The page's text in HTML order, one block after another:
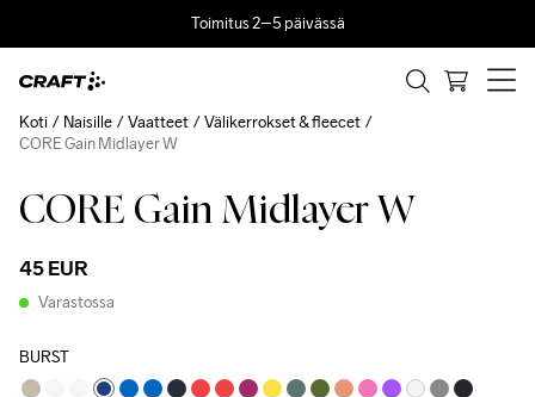
Toimitus 2–5 päivässä
CORE Gain Midlayer W
45 EUR
Varastossa
BURST
Koti Naisille Vaatteet
Välikerrokset & fleecet
CORE Gain Midlayer W